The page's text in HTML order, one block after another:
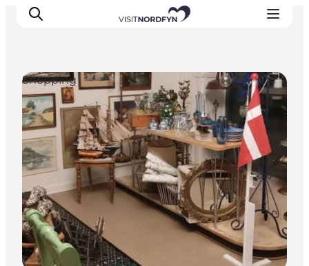
Erleben
Eventkalender
Essen und Trinken
Unterkünfte
Erlebnisbuchung
Für Kinder
Shopping